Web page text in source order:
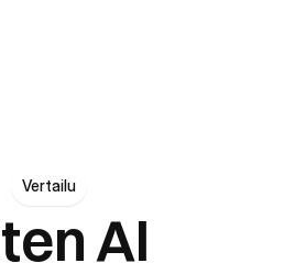
Vertailu
AI